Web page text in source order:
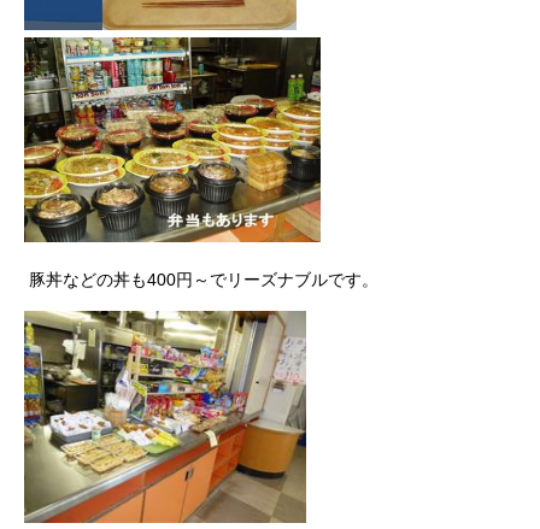
豚丼などの丼も400円～でリーズナブルです。